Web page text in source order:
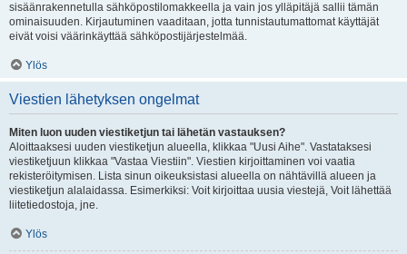
sisäänrakennetulla sähköpostilomakkeella ja vain jos ylläpitäjä sallii tämän
ominaisuuden. Kirjautuminen vaaditaan, jotta tunnistautumattomat käyttäjät
eivät voisi väärinkäyttää sähköpostijärjestelmää.
Ylös
Viestien lähetyksen ongelmat
Miten luon uuden viestiketjun tai lähetän vastauksen?
Aloittaaksesi uuden viestiketjun alueella, klikkaa "Uusi Aihe". Vastataksesi
viestiketjuun klikkaa "Vastaa Viestiin". Viestien kirjoittaminen voi vaatia
rekisteröitymisen. Lista sinun oikeuksistasi alueella on nähtävillä alueen ja
viestiketjun alalaidassa. Esimerkiksi: Voit kirjoittaa uusia viestejä, Voit lähettää
liitetiedostoja, jne.
Ylös